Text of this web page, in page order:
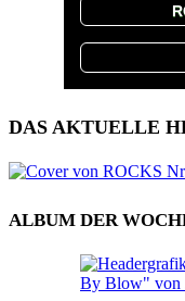
DAS AKTUELLE
ALBUM DER